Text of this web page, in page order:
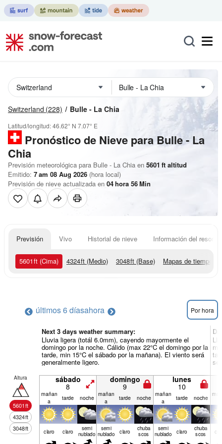
Switzerland (228) Bulle - La Chia
Latitud/longitud:46.62° N 7.07° E
Pronóstico de Nieve para Bulle - La
Chia
Previsión meteorológica para Bulle - La Chia en 5601 ft altitud
Emitido: 7 am 08 Aug 2026 (hora local)
Previsión de nieve actualizada en 04hora 56Min
Previsión Vivo Historial de nieve Información del resort
5601ft (Cima) 4324ft (Medio) 3048ft (Base) Mapas de tiempo
últimos 6 díasahora Por hora
Next 3 days weather summary:
Lluvia ligera (totál 6.0mm), cayendo mayormente el
domingo por la noche. Cálido (max 22°C el domingo por la
tarde, min 15°C el sábado por la mañana). El viento será
generalmente ligero.
Altura
5601ft
4324ft
3048ft
sábado
8
domingo
9
lunes
10
mañan
a
tarde noche mañan
a
tarde noche mañan
a
tarde noche
claro claro semi
nublado
semi
nublado claro chuba
scos
semi
nublado claro chuba
scos